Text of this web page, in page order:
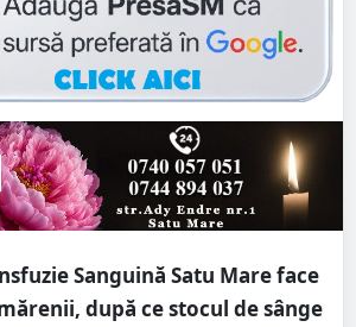
Sanguină Satu Mare face
după ce stocul de sânge